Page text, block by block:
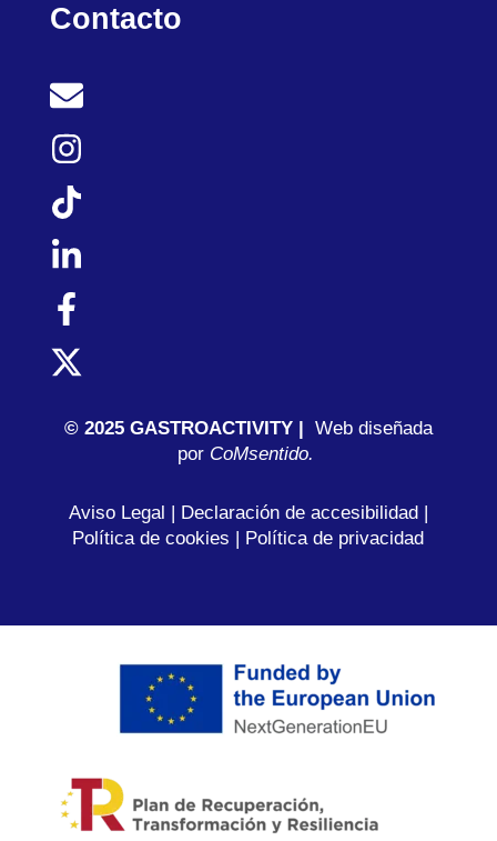
Contacto
© 2025 GASTROACTIVITY | Web diseñada
porCoMsentido.
Aviso Legal | Declaración de accesibilidad|
Política de cookies | Política de privacidad